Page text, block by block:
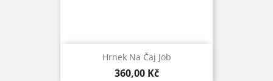
Hrnek Na Čaj Job
Cena
360,00 Kč